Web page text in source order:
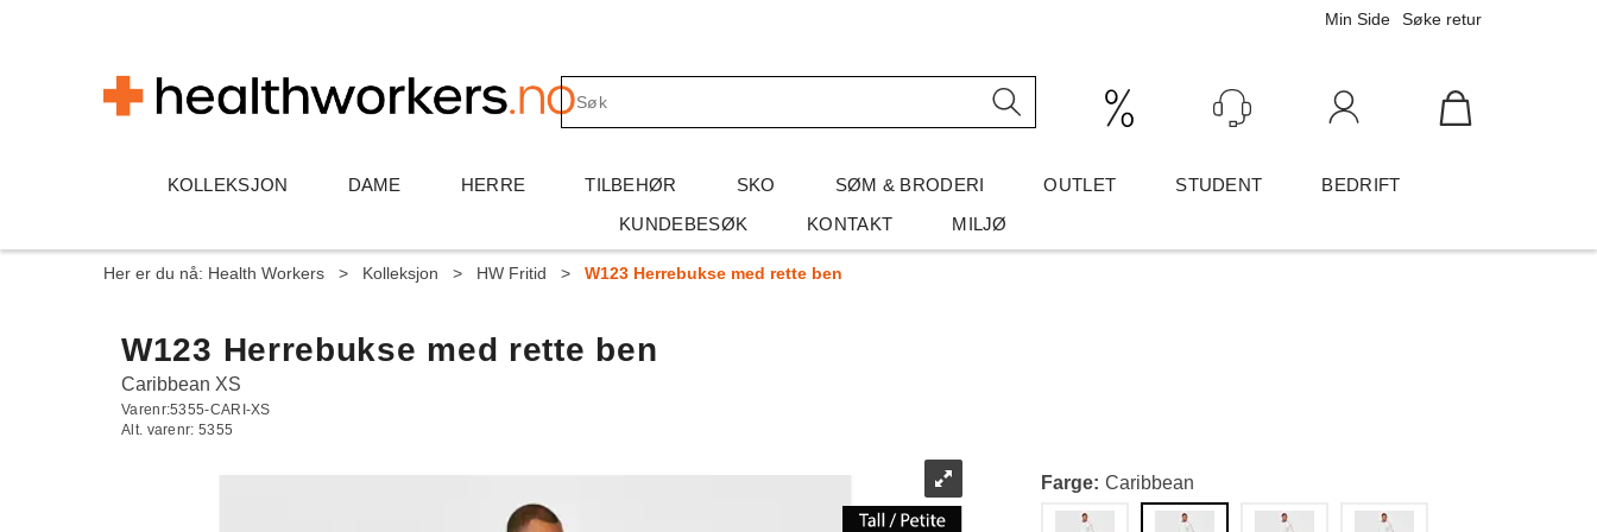
Søke retur
Min Side
KOLLEKSJON DAME HERRE TILBEHØR SKO SØM & BRODERI OUTLET STUDENT
BEDRIFT
KUNDEBESØK
KONTAKT MILJØ
Her er du nå: Health Workers > Kolleksjon > HW Fritid > W123 Herrebukse med rette ben
W123 Herrebukse med rette ben
Caribbean XS
Varenr:5355-CARI-XS
Alt. varenr: 5355
Farge Caribbean